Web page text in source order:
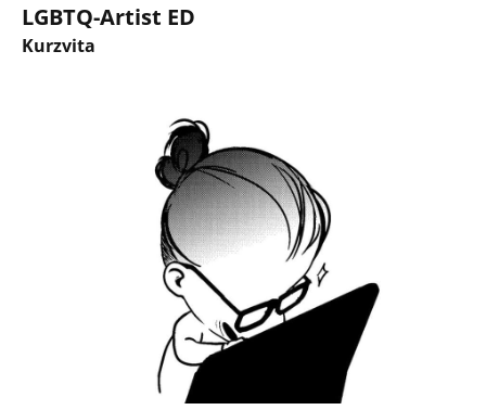
LGBTQ-Artist ED
Kurzvita